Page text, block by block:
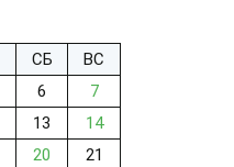
СБ
ВС
6
7
13
14
20
21